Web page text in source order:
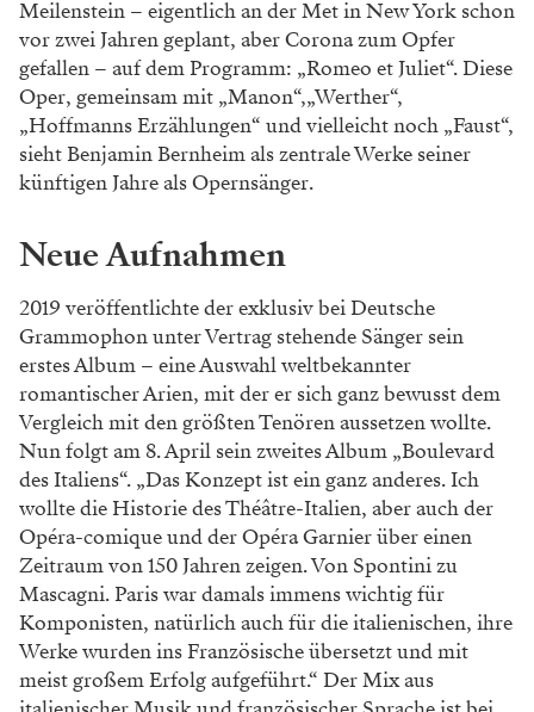
Meilenstein – eigentlich an der Met in New York schon
vor zwei Jahren geplant, aber Corona zum Opfer
gefallen – auf dem Programm: „Romeo et Juliet“. Diese
Oper, gemeinsam mit „Manon“,„Werther“,
„Hoffmanns Erzählungen“ und vielleicht noch „Faust“,
sieht Benjamin Bernheim als zentrale Werke seiner
künftigen Jahre als Opernsänger.
Neue Aufnahmen
2019 veröffentlichte der exklusiv bei Deutsche
Grammophon unter Vertrag stehende Sänger sein
erstes Album – eine Auswahl weltbekannter
romantischer Arien, mit der er sich ganz bewusst dem
Vergleich mit den größten Tenören aussetzen wollte.
Nun folgt am 8. April sein zweites Album „Boulevard
des Italiens“. „Das Konzept ist ein ganz anderes. Ich
wollte die Historie des Théâtre-Italien, aber auch der
Opéra-comique und der Opéra Garnier über einen
Zeitraum von 150 Jahren zeigen. Von Spontini zu
Mascagni. Paris war damals immens wichtig für
Komponisten, natürlich auch für die italienischen, ihre
Werke wurden ins Französische übersetzt und mit
meist großem Erfolg aufgeführt.“ Der Mix aus